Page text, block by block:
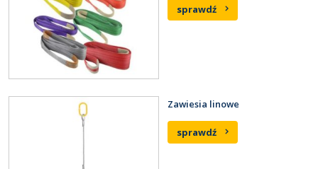
sprawdź
Zawiesia linowe
sprawdź